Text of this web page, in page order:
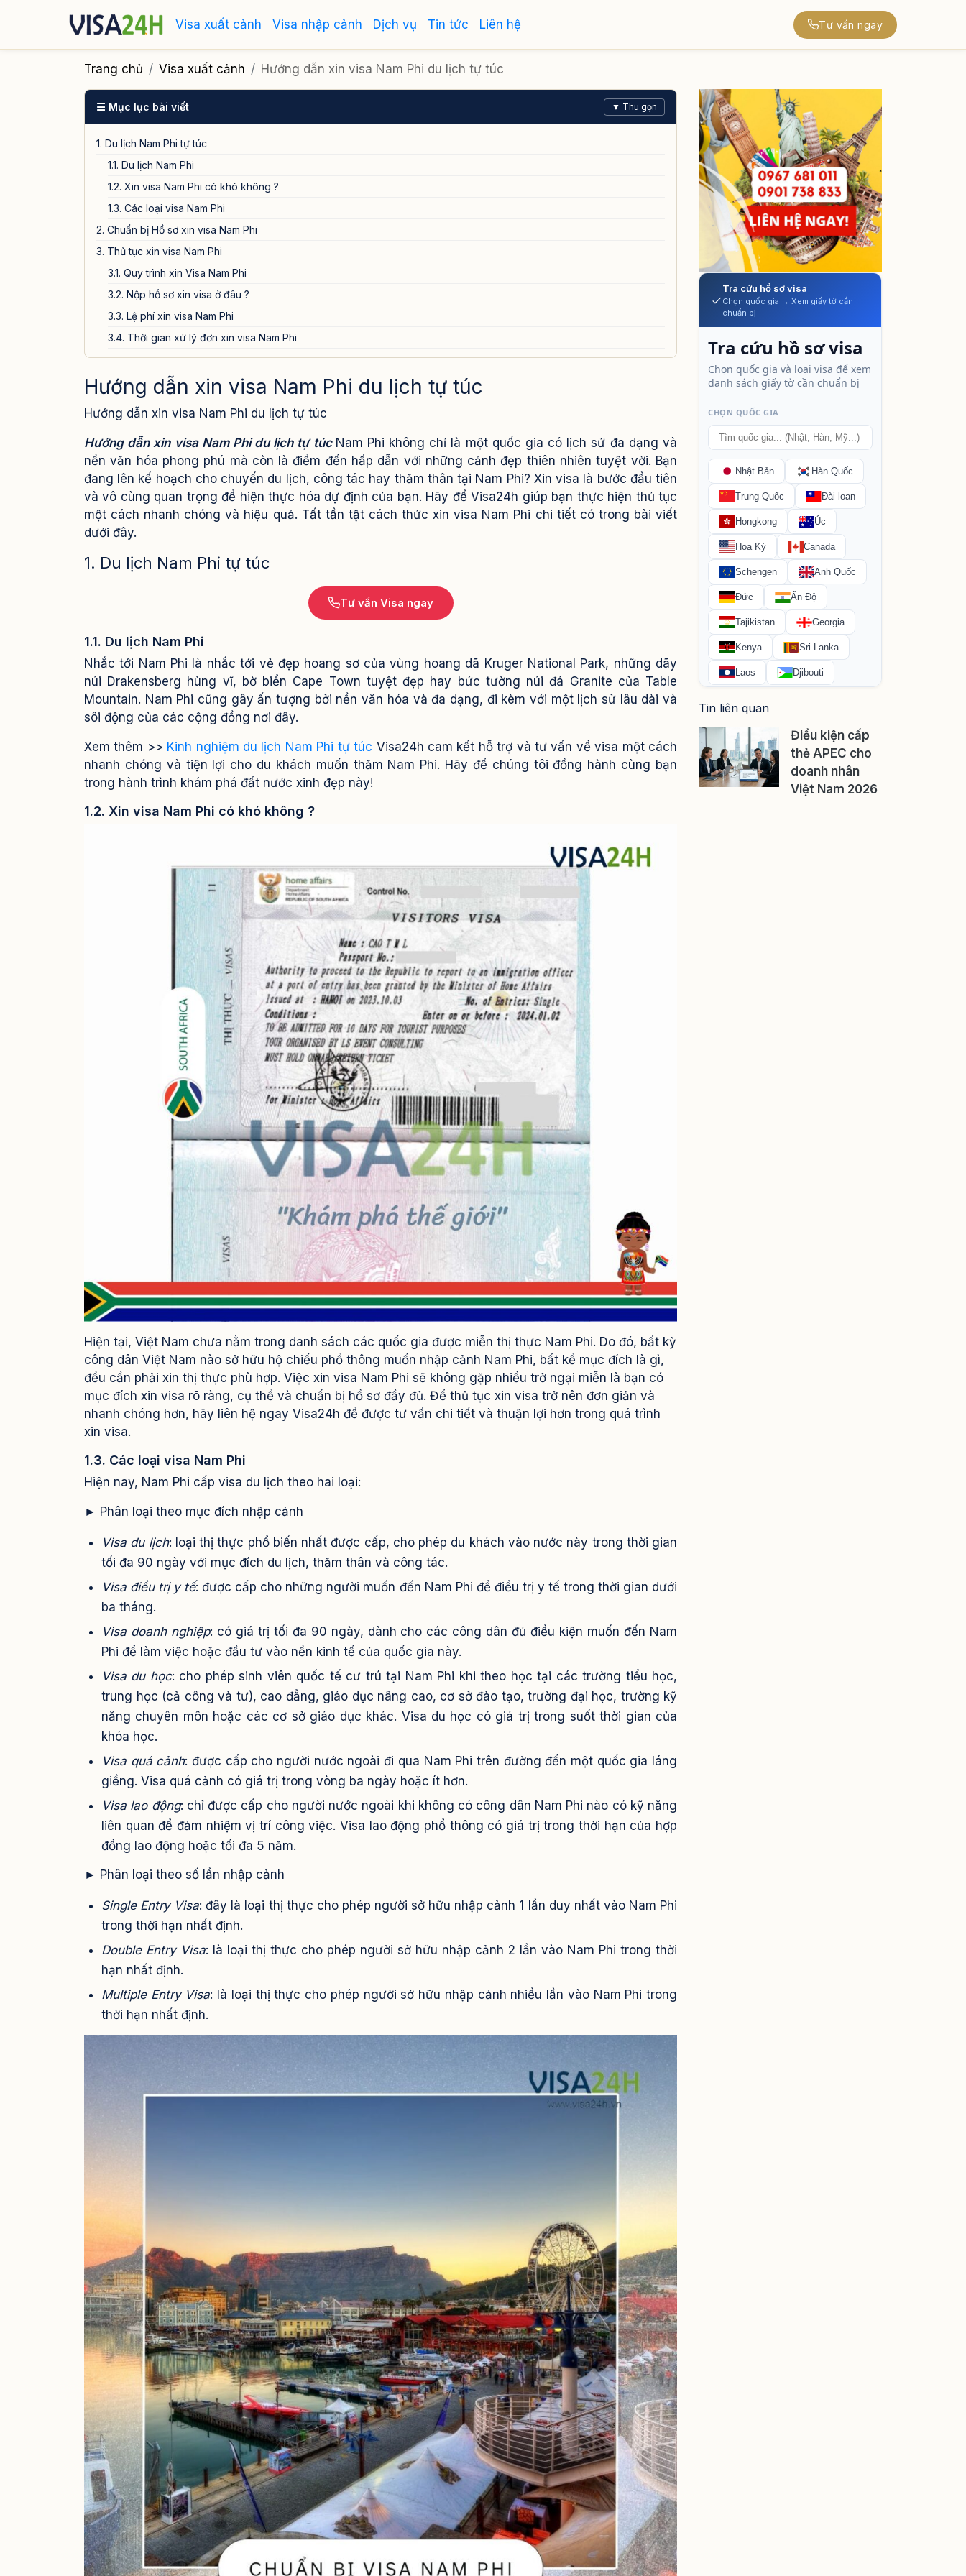
Visa xuất cảnh Visa nhập cảnh Dịch vụ Tin tức Liên hệ Tư vấn ngay
Trang chủ Visa xuất cảnh Hướng dẫn xin visa Nam Phi du lịch tự túc
☰ Mục lục bài viết ▼ Thu gọn
1. Du lịch Nam Phi tự túc
1.1. Du lịch Nam Phi
1.2. Xin visa Nam Phi có khó không ?
1.3. Các loại visa Nam Phi
2. Chuẩn bị Hồ sơ xin visa Nam Phi
3. Thủ tục xin visa Nam Phi
3.1. Quy trình xin Visa Nam Phi
3.2. Nộp hồ sơ xin visa ở đâu ?
3.3. Lệ phí xin visa Nam Phi
3.4. Thời gian xử lý đơn xin visa Nam Phi
4. Các lưu ý quan trọng khi xin visa Nam Phi du lịch tự túc
5. Dịch vụ xin visa Nam Phi của Visa24h.vn
Hướng dẫn xin visa Nam Phi du lịch tự túc
Hướng dẫn xin visa Nam Phi du lịch tự túc
Hướng dẫn xin visa Nam Phi du lịch tự túc Nam Phi không chỉ là một quốc gia có lịch sử đa dạng và
nền văn hóa phong phú mà còn là điểm đến hấp dẫn với những cảnh đẹp thiên nhiên tuyệt vời. Bạn
đang lên kế hoạch cho chuyến du lịch, công tác hay thăm thân tại Nam Phi? Xin visa là bước đầu tiên
và vô cùng quan trọng để hiện thực hóa dự định của bạn. Hãy để Visa24h giúp bạn thực hiện thủ tục
một cách nhanh chóng và hiệu quả. Tất tần tật cách thức xin visa Nam Phi chi tiết có trong bài viết
dưới đây.
1. Du lịch Nam Phi tự túc
Tư vấn Visa ngay
1.1. Du lịch Nam Phi
Nhắc tới Nam Phi là nhắc tới vẻ đẹp hoang sơ của vùng hoang dã Kruger National Park, những dãy
núi Drakensberg hùng vĩ, bờ biển Cape Town tuyệt đẹp hay bức tường núi đá Granite của Table
Mountain. Nam Phi cũng gây ấn tượng bởi nền văn hóa và đa dạng, đi kèm với một lịch sử lâu dài và
sôi động của các cộng đồng nơi đây.
Xem thêm >> Kinh nghiệm du lịch Nam Phi tự túc Visa24h cam kết hỗ trợ và tư vấn về visa một cách
nhanh chóng và tiện lợi cho du khách muốn thăm Nam Phi. Hãy để chúng tôi đồng hành cùng bạn
trong hành trình khám phá đất nước xinh đẹp này!
1.2. Xin visa Nam Phi có khó không ?
Hiện tại, Việt Nam chưa nằm trong danh sách các quốc gia được miễn thị thực Nam Phi. Do đó, bất kỳ
công dân Việt Nam nào sở hữu hộ chiếu phổ thông muốn nhập cảnh Nam Phi, bất kể mục đích là gì,
đều cần phải xin thị thực phù hợp. Việc xin visa Nam Phi sẽ không gặp nhiều trở ngại miễn là bạn có
mục đích xin visa rõ ràng, cụ thể và chuẩn bị hồ sơ đầy đủ. Để thủ tục xin visa trở nên đơn giản và
nhanh chóng hơn, hãy liên hệ ngay Visa24h để được tư vấn chi tiết và thuận lợi hơn trong quá trình
xin visa.
1.3. Các loại visa Nam Phi
Hiện nay, Nam Phi cấp visa du lịch theo hai loại:
► Phân loại theo mục đích nhập cảnh
Visa du lịch: loại thị thực phổ biến nhất được cấp, cho phép du khách vào nước này trong thời gian
tối đa 90 ngày với mục đích du lịch, thăm thân và công tác.
Visa điều trị y tế: được cấp cho những người muốn đến Nam Phi để điều trị y tế trong thời gian dưới
ba tháng.
Visa doanh nghiệp: có giá trị tối đa 90 ngày, dành cho các công dân đủ điều kiện muốn đến Nam
Phi để làm việc hoặc đầu tư vào nền kinh tế của quốc gia này.
Visa du học: cho phép sinh viên quốc tế cư trú tại Nam Phi khi theo học tại các trường tiểu học,
trung học (cả công và tư), cao đẳng, giáo dục nâng cao, cơ sở đào tạo, trường đại học, trường kỹ
năng chuyên môn hoặc các cơ sở giáo dục khác. Visa du học có giá trị trong suốt thời gian của
khóa học.
Visa quá cảnh: được cấp cho người nước ngoài đi qua Nam Phi trên đường đến một quốc gia láng
giềng. Visa quá cảnh có giá trị trong vòng ba ngày hoặc ít hơn.
Visa lao động: chỉ được cấp cho người nước ngoài khi không có công dân Nam Phi nào có kỹ năng
liên quan để đảm nhiệm vị trí công việc. Visa lao động phổ thông có giá trị trong thời hạn của hợp
đồng lao động hoặc tối đa 5 năm.
► Phân loại theo số lần nhập cảnh
Single Entry Visa: đây là loại thị thực cho phép người sở hữu nhập cảnh 1 lần duy nhất vào Nam Phi
trong thời hạn nhất định.
Double Entry Visa: là loại thị thực cho phép người sở hữu nhập cảnh 2 lần vào Nam Phi trong thời
hạn nhất định.
Multiple Entry Visa: là loại thị thực cho phép người sở hữu nhập cảnh nhiều lần vào Nam Phi trong
thời hạn nhất định.
Tra cứu hồ sơ visa
Chọn quốc gia → Xem giấy tờ cần
chuẩn bị
Tin liên quan
Điều kiện cấp
thẻ APEC cho
doanh nhân
Việt Nam 2026